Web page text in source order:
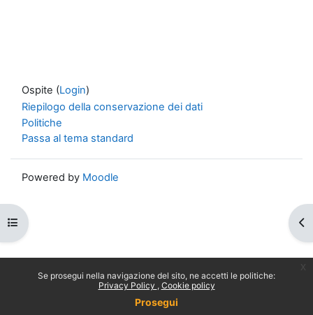
Se prosegui nella navigazione del sito, ne accetti le politiche:
Privacy Policy
Cookie policy
Prosegui
Apri indice del corso
Ospite (Login)
Riepilogo della conservazione dei dati
Politiche
Passa al tema standard
Powered by Moodle